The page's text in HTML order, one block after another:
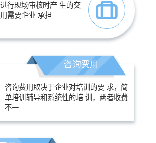
行现场审核时产 生的交
需要企业 承担
咨询费用
咨询费用取决于企业对培训的要 求，简
单培训辅导和系统性的培 训，两者收费
不一